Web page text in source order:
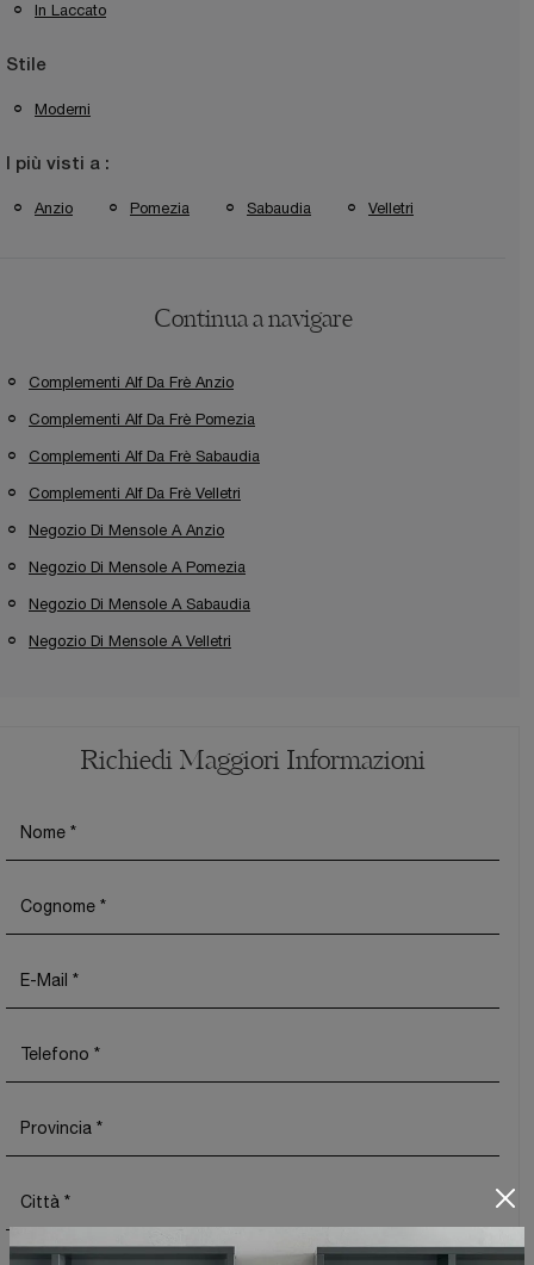
In Laccato
Stile
Moderni
I più visti a :
Anzio Pomezia Sabaudia Velletri
Continua a navigare
Complementi Alf Da Frè Anzio
Complementi Alf Da Frè Pomezia
Complementi Alf Da Frè Sabaudia
Complementi Alf Da Frè Velletri
Negozio Di Mensole A Anzio
Negozio Di Mensole A Pomezia
Negozio Di Mensole A Sabaudia
Negozio Di Mensole A Velletri
Richiedi Maggiori Informazioni